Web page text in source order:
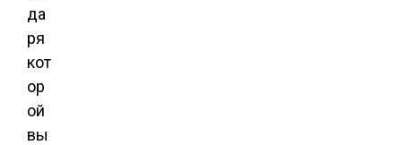
да
ря
кот
ор
ой
вы